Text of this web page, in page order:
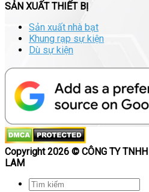
SẢN XUẤT THIẾT BỊ
Sản xuất nhà bạt
Khung rạp sự kiện
Dù sự kiện
Copyright 2026 © CÔNG TY
LAM